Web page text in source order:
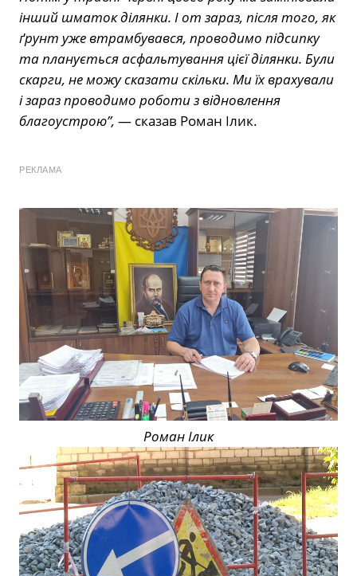
інший шматок ділянки. І от зараз, після того, як
ґрунт уже втрамбувався, проводимо підсипку
та планується асфальтування цієї ділянки. Були
скарги, не можу сказати скільки. Ми їх врахували
і зараз проводимо роботи з відновлення
благоустрою”, — сказав Роман Ілик.
РЕКЛАМА
Роман Ілик